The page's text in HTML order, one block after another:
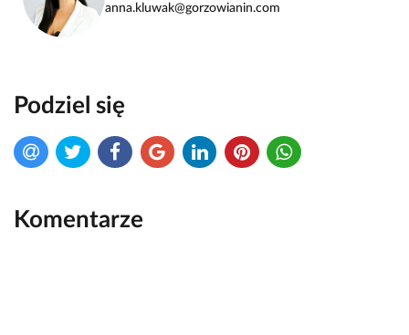
anna.kluwak@gorzowianin.com
Podziel się
Komentarze